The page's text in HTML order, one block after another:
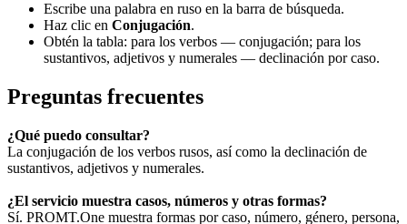
Escribe una palabra en ruso en la barra de búsqueda.
Haz clic en Conjugación.
Obtén la tabla: para los verbos — conjugación; para los
sustantivos, adjetivos y numerales — declinación por caso.
Preguntas frecuentes
¿Qué puedo consultar?
La conjugación de los verbos rusos, así como la declinación de
sustantivos, adjetivos y numerales.
¿El servicio muestra casos, números y otras formas?
Sí. PROMT.One muestra formas por caso, número, género, persona,